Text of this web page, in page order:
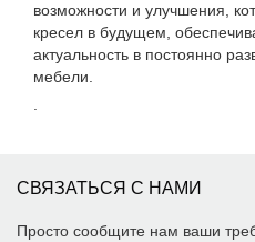
возможности и улучшения,
кресел в будущем,
актуальность в постоянно
мебели.
СВЯЗАТЬСЯ С НАМИ
Просто сообщите нам ваши